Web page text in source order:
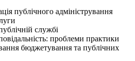
публічного адміністрування
службі
проблеми практики
бюджетування та публічних